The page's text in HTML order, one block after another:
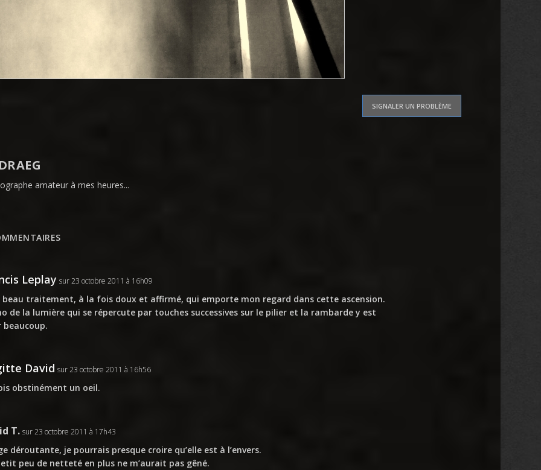
SIGNALER UN PROBLÈME
amateur à mes heures...
Leplay sur 23 octobre 2011 à 16h09
beau traitement, à la fois doux et affirmé, qui emporte mon regard dans cette ascension.
de la lumière qui se répercute par touches successives sur le pilier et la rambarde y est
beaucoup.
David sur 23 octobre 2011 à 16h56
obstinément un oeil.
T. sur 23 octobre 2011 à 17h43
déroutante, je pourrais presque croire qu’elle est à l’envers.
peu de netteté en plus ne m’aurait pas gêné.